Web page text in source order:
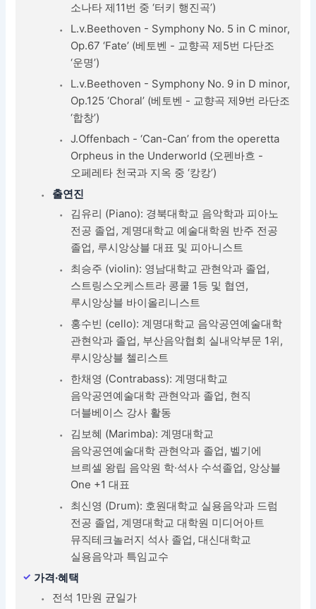
소나타 제11번 중 ‘터키 행진곡’)
L.v.Beethoven - Symphony No. 5 in C minor,
Op.67 ‘Fate’ (베토벤 - 교향곡 제5번 다단조
‘운명’)
L.v.Beethoven - Symphony No. 9 in D minor,
Op.125 ‘Choral’ (베토벤 - 교향곡 제9번 라단조
‘합창’)
J.Offenbach - ‘Can-Can’ from the operetta
Orpheus in the Underworld (오펜바흐 -
오페레타 천국과 지옥 중 ‘캉캉’)
출연진
김유리 (Piano): 경북대학교 음악학과 피아노
전공 졸업, 계명대학교 예술대학원 반주 전공
졸업, 루시앙상블 대표 및 피아니스트
최승주 (violin): 영남대학교 관현악과 졸업,
스트링스오케스트라 콩쿨 1등 및 협연,
루시앙상블 바이올리니스트
홍수빈 (cello): 계명대학교 음악공연예술대학
관현악과 졸업, 부산음악협회 실내악부문 1위,
루시앙상블 첼리스트
한채영 (Contrabass): 계명대학교
음악공연예술대학 관현악과 졸업, 현직
더블베이스 강사 활동
김보혜 (Marimba): 계명대학교
음악공연예술대학 관현악과 졸업, 벨기에
브릐셀 왕립 음악원 학·석사 수석졸업, 앙상블
One +1 대표
최신영 (Drum): 호원대학교 실용음악과 드럼
전공 졸업, 계명대학교 대학원 미디어아트
뮤직테크놀러지 석사 졸업, 대신대학교
실용음악과 특임교수
가격·혜택
전석 1만원 균일가